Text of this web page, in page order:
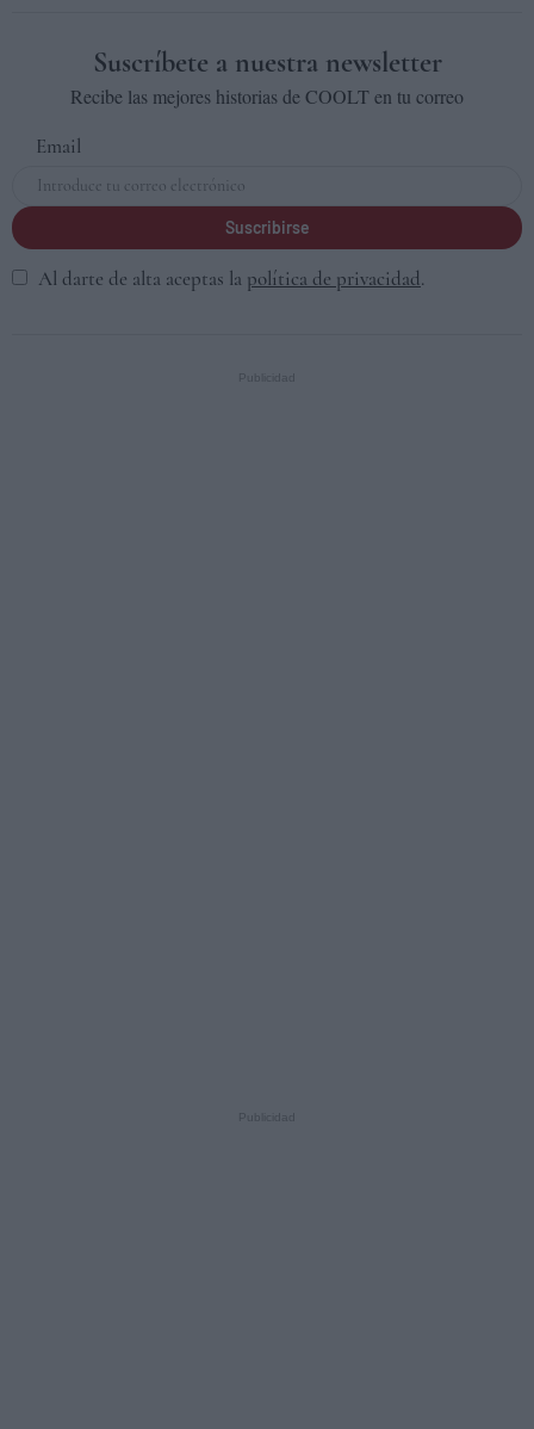
Suscríbete a nuestra newsletter
Recibe las mejores historias de COOLT en tu correo
Email
Suscribirse
Al darte de alta aceptas la política de privacidad.